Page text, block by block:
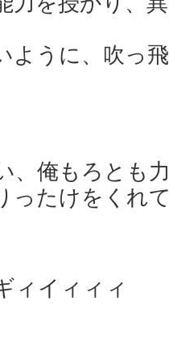
ように、吹っ
、俺もろとも
ったけをくれ
ィイィィィ